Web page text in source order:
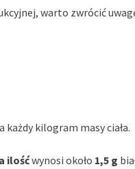
warto zwrócić
każdy kilogram masy ciała.
ilośćwynosi około 1,5 g